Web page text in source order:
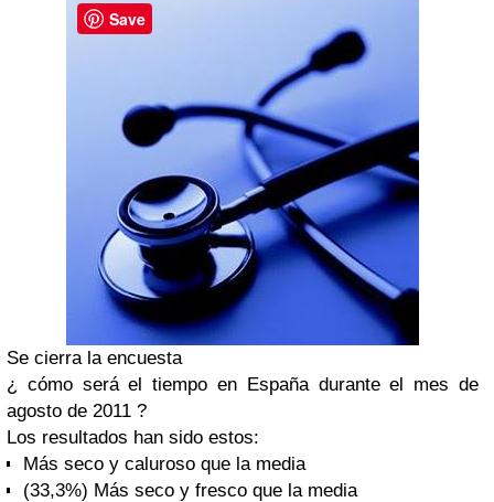
Se cierra la encuesta
¿ cómo será el tiempo en España durante el mes de
agosto de 2011 ?
Los resultados han sido estos:
Más seco y caluroso que la media
(33,3%) Más seco y fresco que la media
Save